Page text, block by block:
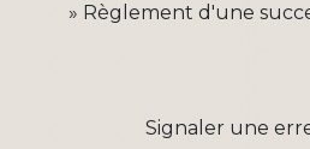
Règlement d'une
Signaler une